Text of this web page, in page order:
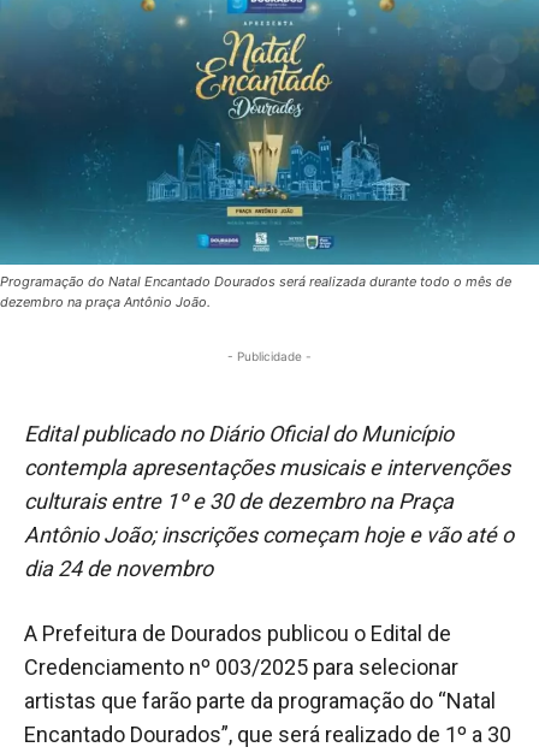
Programação do Natal Encantado Dourados será realizada durante todo o mês de
dezembro na praça Antônio João.
- Publicidade -
Edital publicado no Diário Oficial do Município
contempla apresentações musicais e intervenções
culturais entre 1º e 30 de dezembro na Praça
Antônio João; inscrições começam hoje e vão até o
dia 24 de novembro
A Prefeitura de Dourados publicou o Edital de
Credenciamento nº 003/2025 para selecionar
artistas que farão parte da programação do “Natal
Encantado Dourados”, que será realizado de 1º a 30